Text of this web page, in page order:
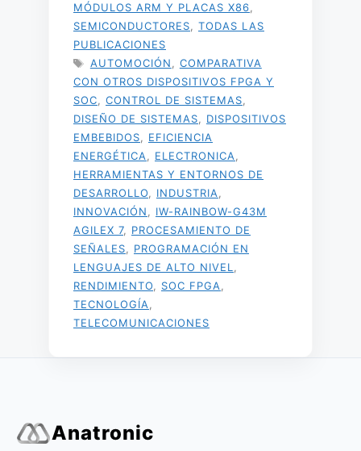
MÓDULOS ARM Y PLACAS X86
SEMICONDUCTORES
TODAS LAS
PUBLICACIONES
ETIQUETAS
AUTOMOCIÓN
COMPARATIVA
CON OTROS DISPOSITIVOS FPGA Y
SOC
CONTROL DE SISTEMAS
DISEÑO DE SISTEMAS
DISPOSITIVOS
EMBEBIDOS
EFICIENCIA
ENERGÉTICA
ELECTRONICA
HERRAMIENTAS Y ENTORNOS DE
DESARROLLO
INDUSTRIA
INNOVACIÓN
IW-RAINBOW-G43M
AGILEX 7, PROCESAMIENTO DE
SEÑALES
PROGRAMACIÓN EN
LENGUAJES DE ALTO NIVEL
RENDIMIENTO
SOC FPGA
TECNOLOGÍA
TELECOMUNICACIONES
Anatronic